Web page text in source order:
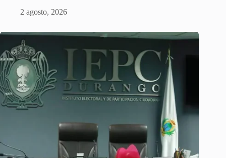
2 agosto, 2026